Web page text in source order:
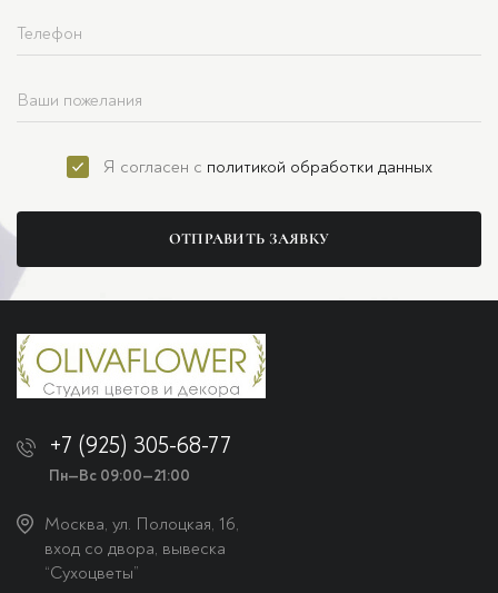
Я согласен с политикой обработки данных
ОТПРАВИТЬ ЗАЯВКУ
+7 (925) 305-68-77
Пн—Вс 09:00—21:00
Москва, ул. Полоцкая, 16,
вход со двора, вывеска
“Сухоцветы”